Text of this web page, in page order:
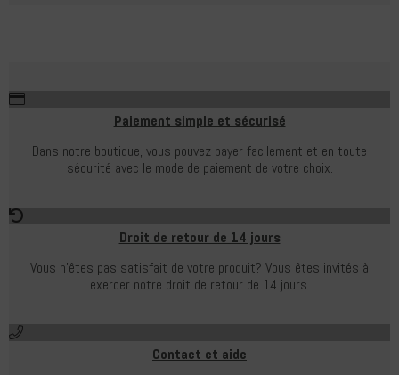
Paiement simple et sécurisé
Dans notre boutique, vous pouvez payer facilement et en toute
sécurité avec le mode de paiement de votre choix.
Droit de retour de 14 jours
Vous n'êtes pas satisfait de votre produit? Vous êtes invités à
exercer notre droit de retour de 14 jours.
Contact et aide